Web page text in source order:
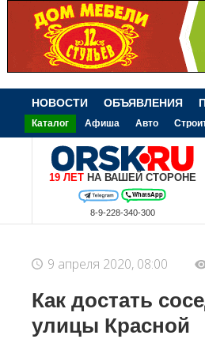
НОВОСТИ ОБЪЯВЛЕНИЯ
Каталог Афиша Авто
19 ЛЕТНА ВАШЕЙ СТОРОНЕ
Покупаем новости 8-3537-340-300
07.08.2026
9 апреля 2020, 08:00
Как достать
улицы Красной